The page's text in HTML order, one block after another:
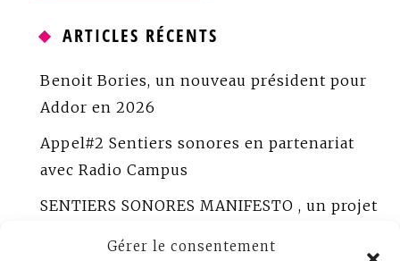
Gérer le consentement
ARTICLES RÉCENTS
Benoit Bories, un nouveau président pour
Addor en 2026
Appel#2 Sentiers sonores en partenariat
avec Radio Campus
SENTIERS SONORES MANIFESTO , un projet